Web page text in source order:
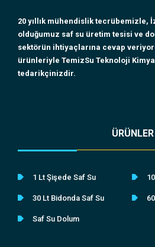
20 yıllık mühendislik tecrübemizle,
olduğumuz saf su üretim tesisi ve
sektörün ihtiyaçlarına cevap
ürünleriyle TemizSu Teknoloji
tedarikçinizdir.
ÜRÜNLER
1 Lt Şişede Saf Su
30 Lt Bidonda Saf Su
Saf Su Dolum